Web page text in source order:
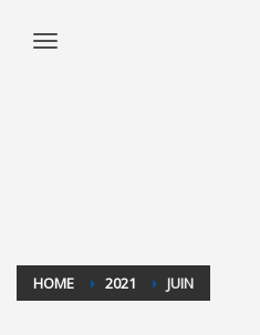
HOME 2021 JUIN